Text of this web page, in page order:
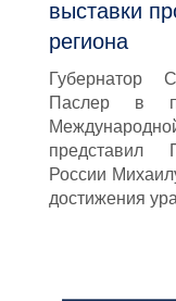
выставки
региона
Губернатор
Паслер в
представил
России
достижения